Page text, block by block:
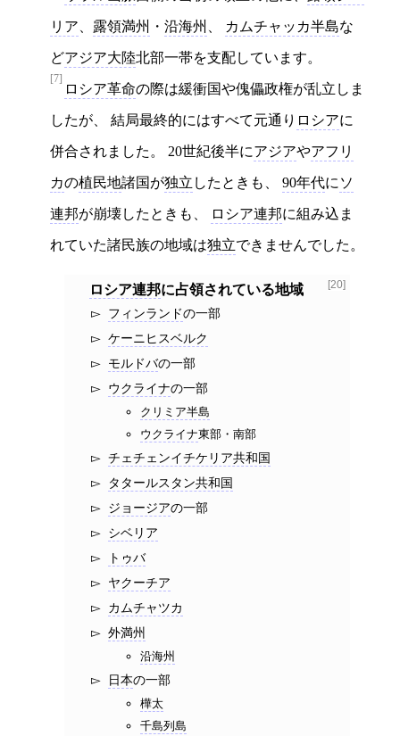
リア 露領満州 ・ 沿海州 カムチャッカ半島な
どアジア大陸北部一帯を支配しています。
[7]
ロシア革命の際は緩衝国や傀儡政権が乱立しま
したが、 結局最終的にはすべて元通り ロシアに
併合されました。 20世紀後半にアジアやアフリ
カの植民地諸国が独立 したときも、 90年代に ソ
連邦が崩壊したときも、 ロシア連邦に組み込ま
れていた諸民族の地域は独立できませんでした。
[20]
ロシア連邦に占領されている地域
フィンランドの一部
ケーニヒスベルク
モルドバの一部
ウクライナの一部
クリミア半島
ウクライナ東部・南部
チェチェンイチケリア共和国
タタールスタン共和国
ジョージアの一部
シベリア
トゥバ
ヤクーチア
カムチャツカ
外満州
沿海州
日本の一部
樺太
千島列島